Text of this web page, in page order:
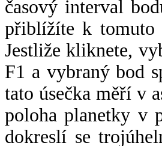
časový interval
přiblížíte k tomuto
Jestliže kliknete,
F1 a vybraný bod
tato úsečka měří v
poloha planetky v
dokreslí se